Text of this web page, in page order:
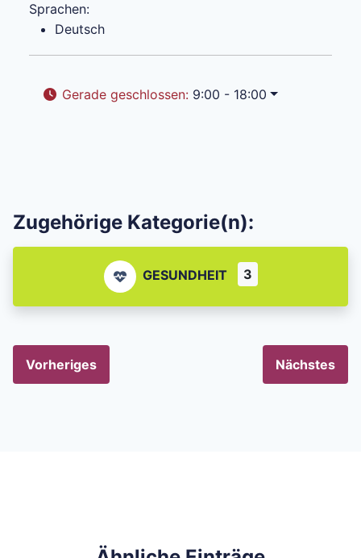
Sprachen:
Deutsch
Gerade geschlossen: 9:00 - 18:00
Zugehörige Kategorie(n):
GESUNDHEIT 3
Vorheriges Nächstes